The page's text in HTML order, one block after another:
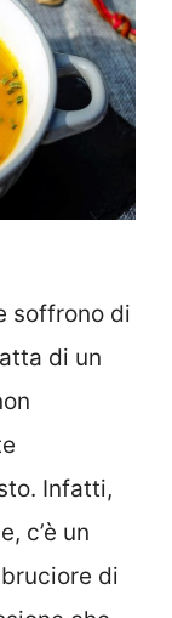
soffrono di
di un
Infatti,
c’è un
di